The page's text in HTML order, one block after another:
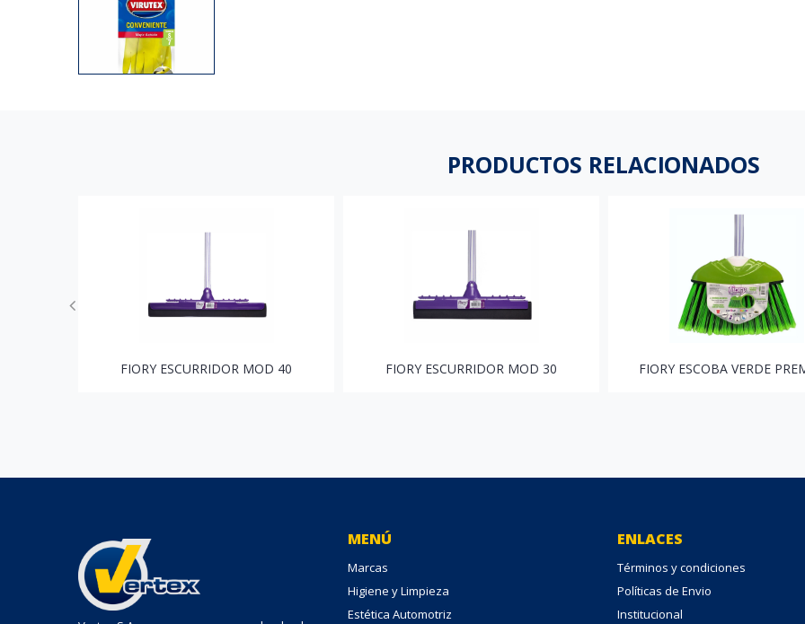
PRODUCTOS RELACIONADOS
FIORY ESCURRIDOR MOD 40 FIORY ESCURRIDOR MOD 30 FIORY ESCOBA VERDE
MENÚ
Marcas
Higiene y Limpieza
Estética Automotriz
ENLACES
Términos y condiciones
Políticas de Envio
Institucional